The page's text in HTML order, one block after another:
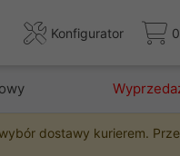
Konfigurator
dostawy kurierem.